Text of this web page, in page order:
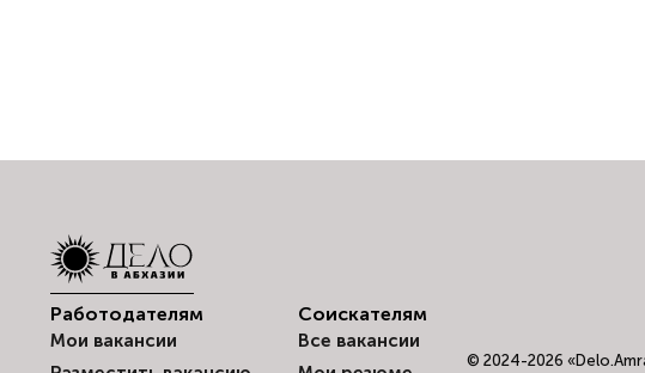
Работодателям
Мои вакансии
Соискателям
Все вакансии
© 2024-2026